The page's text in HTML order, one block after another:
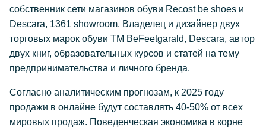
собственник сети магазинов обуви Recost be shoes и
Descara, 1361 showroom. Владелец и дизайнер двух
торговых марок обуви TM BeFeetgarald, Descara, автор
двух книг, образовательных курсов и статей на тему
предпринимательства и личного бренда.
Согласно аналитическим прогнозам, к 2025 году
продажи в онлайне будут составлять 40-50% от всех
мировых продаж. Поведенческая экономика в корне